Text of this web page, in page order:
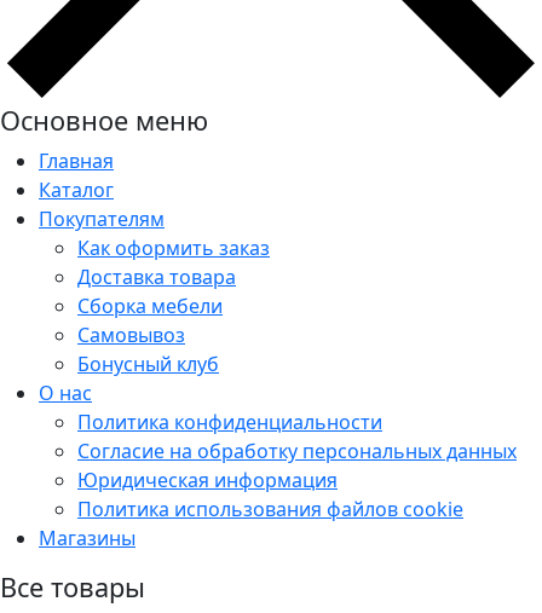
Основное меню
Главная
Каталог
Покупателям
Как оформить заказ
Доставка товара
Сборка мебели
Самовывоз
Бонусный клуб
О нас
Политика конфиденциальности
Согласие на обработку персональных данных
Юридическая информация
Политика использования файлов cookie
Магазины
Все товары